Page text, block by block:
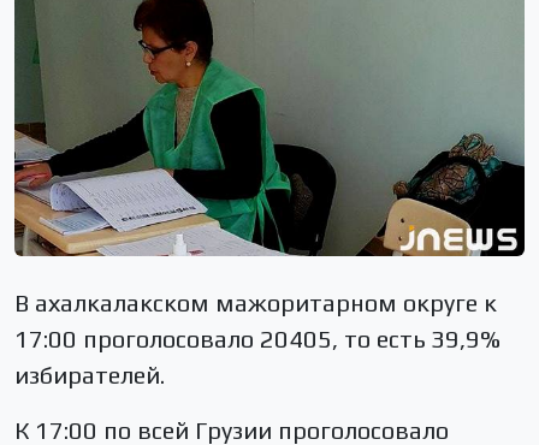
В ахалкалакском мажоритарном округе к
17:00 проголосовало 20405, то есть 39,9%
избирателей.
К 17:00 по всей Грузии проголосовало